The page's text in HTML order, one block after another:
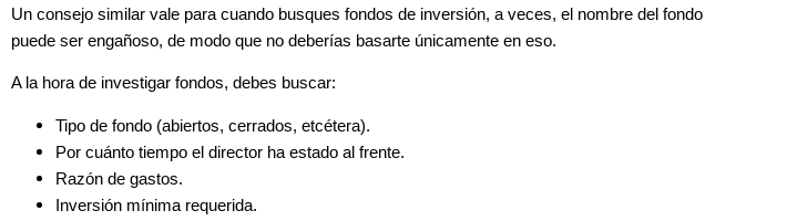
Un consejo similar vale para cuando busques fondos de inversión, a veces, el nombre del fondo
puede ser engañoso, de modo que no deberías basarte únicamente en eso.
A la hora de investigar fondos, debes buscar:
Tipo de fondo (abiertos, cerrados, etcétera).
Por cuánto tiempo el director ha estado al frente.
Razón de gastos.
Inversión mínima requerida.